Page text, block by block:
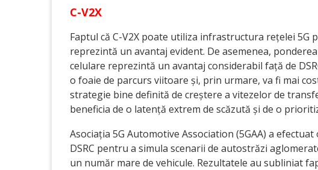
C-V2X
Faptul că C-V2X poate utiliza infrastructura rețelei 5G
reprezintă un avantaj evident. De asemenea,
celulare reprezintă un avantaj considerabil față de
o foaie de parcurs viitoare și, prin urmare, va fi mai
strategie bine definită de creștere a vitezelor de
beneficia de o latență extrem de scăzută și de o
Asociația 5G Automotive Association (5GAA) a
DSRC pentru a simula scenarii de autostrăzi
un număr mare de vehicule. Rezultatele au subliniat